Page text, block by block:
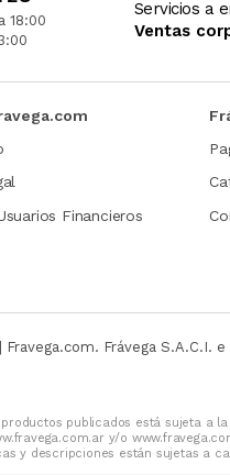
18:00
Servicios a
Ventas
Financieros
Fravega.com. Frávega S.A.C.I. e
publicados está sujeta a
y/o
y descripciones están sujetas a